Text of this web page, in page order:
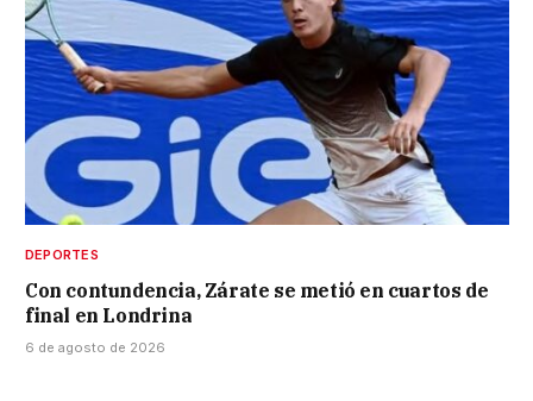
DEPORTES
Con contundencia, Zárate se metió en cuartos de
final en Londrina
6 de agosto de 2026